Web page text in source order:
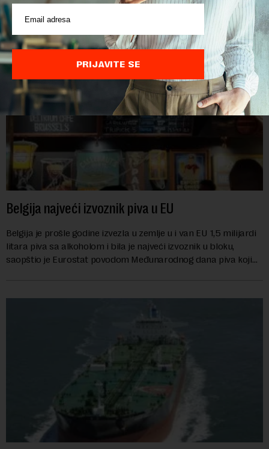
troškove, piše britanski list Gardijan.Indeks cena
prehrambenih proiz...
Belgija najveći izvoznik piva u EU
Belgija je prošle godine izvezla u zemlje u i van EU 1,5 milijardi
litara piva sa alkoholom i bila je najveći izvoznik u bloku,
saopštio je Eurostat povodom Međunarodnog dana piva koji
PRIJAVITE SE